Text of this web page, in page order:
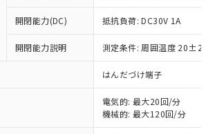
開閉能力(DC) 抵抗負荷: DC30V 1A
開閉能力説明 測定条件: 周囲温度 20±2℃
はんだづけ端子
電気的: 最大20回/分
機械的: 最大120回/分
況
み：EU RoHS指令（10物質）の
対応した製品が提供可能な商品で